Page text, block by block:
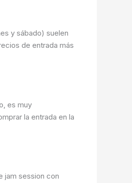
y sábado) suelen
de entrada más
es muy
la entrada en la
jam session con